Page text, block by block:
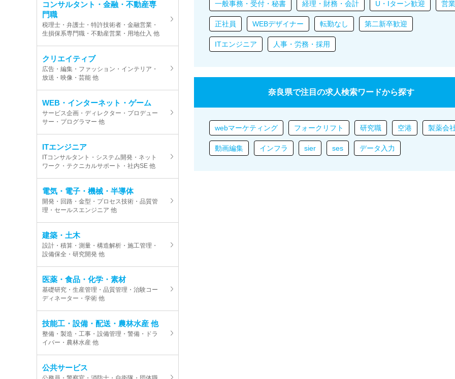
コンサルタント・金融・不動産専
門職
税理士・弁護士・特許技術者・金融営業・
生損保系専門職・不動産営業・用地仕入 他
クリエイティブ
広告・編集・ファッション・インテリア・
放送・映像・芸能 他
WEB・インターネット・ゲーム
サービス企画・ディレクター・プロデュー
サー・プログラマー 他
ITエンジニア
ITコンサルタント・システム開発・ネット
ワーク・テクニカルサポート・社内SE 他
電気・電子・機械・半導体
開発・回路・金型・プロセス技術・品質管
理・セールスエンジニア 他
建築・土木
設計・積算・測量・構造解析・施工管理・
設備保全・研究開発 他
医薬・食品・化学・素材
基礎研究・生産管理・品質管理・治験コー
ディネーター・学術 他
技能工・設備・配送・農林水産 他
整備・製造・工事・設備管理・警備・ドラ
イバー・農林水産 他
公共サービス
一般事務・受付・秘書 経理・財務・会計 U・Iターン歓迎 営業
正社員 WEBデザイナー 転勤なし 第二新卒歓迎
ITエンジニア 人事・労務・採用
奈良県で注目の求人検索ワードから探す
webマーケティング フォークリフト 研究職 空港 製薬会
動画編集 インフラ sier ses データ入力